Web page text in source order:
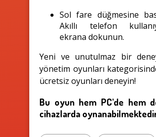
Sol fare düğmesine
Akıllı telefon
ekrana dokunun.
Yeni ve unutulmaz bir
yönetim oyunları
ücretsiz oyunları deneyin!
Bu oyun hem PC'de hem
cihazlarda